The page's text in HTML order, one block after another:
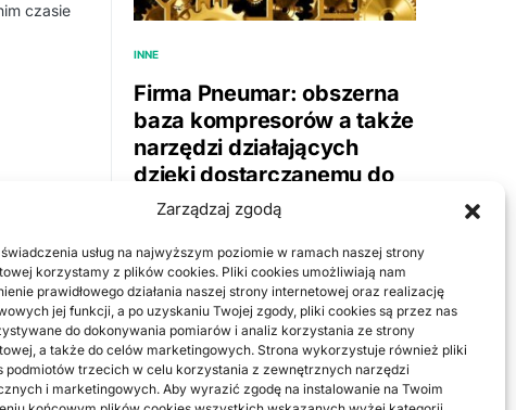
Zarządzaj zgodą
usług na najwyższym poziomie w ramach naszej strony
korzystamy z plików cookies. Pliki cookies umożliwiają nam
prawidłowego działania naszej strony internetowej oraz realizację
jej funkcji, a po uzyskaniu Twojej zgody, pliki cookies są przez nas
do dokonywania pomiarów i analiz korzystania ze strony
a także do celów marketingowych. Strona wykorzystuje również pliki
podmiotów trzecich w celu korzystania z zewnętrznych narzędzi
i marketingowych. Aby wyrazić zgodę na instalowanie na Twoim
czasie
INNE
Firma Pneumar: obszerna
baza kompresorów a także
narzędzi działających
dzięki dostarczanemu do
ich wnętrz strumieniowi
Osuszacze sprężonego powietrza ze
sklepu Pneumar to urządzenia, jakie
zostały wyprodukowane na bazie
nowoczesnych technik, czyli bardzo
dobrze…
BY RADEK